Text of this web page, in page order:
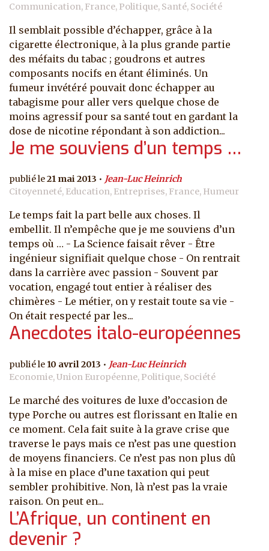
Communication, France, Politique, Santé, Société
Il semblait possible d’échapper, grâce à la
cigarette électronique, à la plus grande partie
des méfaits du tabac ; goudrons et autres
composants nocifs en étant éliminés. Un
fumeur invétéré pouvait donc échapper au
tabagisme pour aller vers quelque chose de
moins agressif pour sa santé tout en gardant la
dose de nicotine répondant à son addiction...
Je me souviens d’un temps …
21 mai 2013
Jean-Luc Heinrich
Citoyenneté, Education, Entreprises, France, Humeur
Le temps fait la part belle aux choses. Il
embellit. Il n’empêche que je me souviens d’un
temps où … - La Science faisait rêver - Être
ingénieur signifiait quelque chose - On rentrait
dans la carrière avec passion - Souvent par
vocation, engagé tout entier à réaliser des
chimères - Le métier, on y restait toute sa vie -
On était respecté par les...
Anecdotes italo-européennes
10 avril 2013
Jean-Luc Heinrich
Economie, Union Européenne, Politique, Société
Le marché des voitures de luxe d’occasion de
type Porche ou autres est florissant en Italie en
ce moment. Cela fait suite à la grave crise que
traverse le pays mais ce n’est pas une question
de moyens financiers. Ce n’est pas non plus dû
à la mise en place d’une taxation qui peut
sembler prohibitive. Non, là n’est pas la vraie
raison. On peut en...
L’Afrique, un continent en
devenir ?